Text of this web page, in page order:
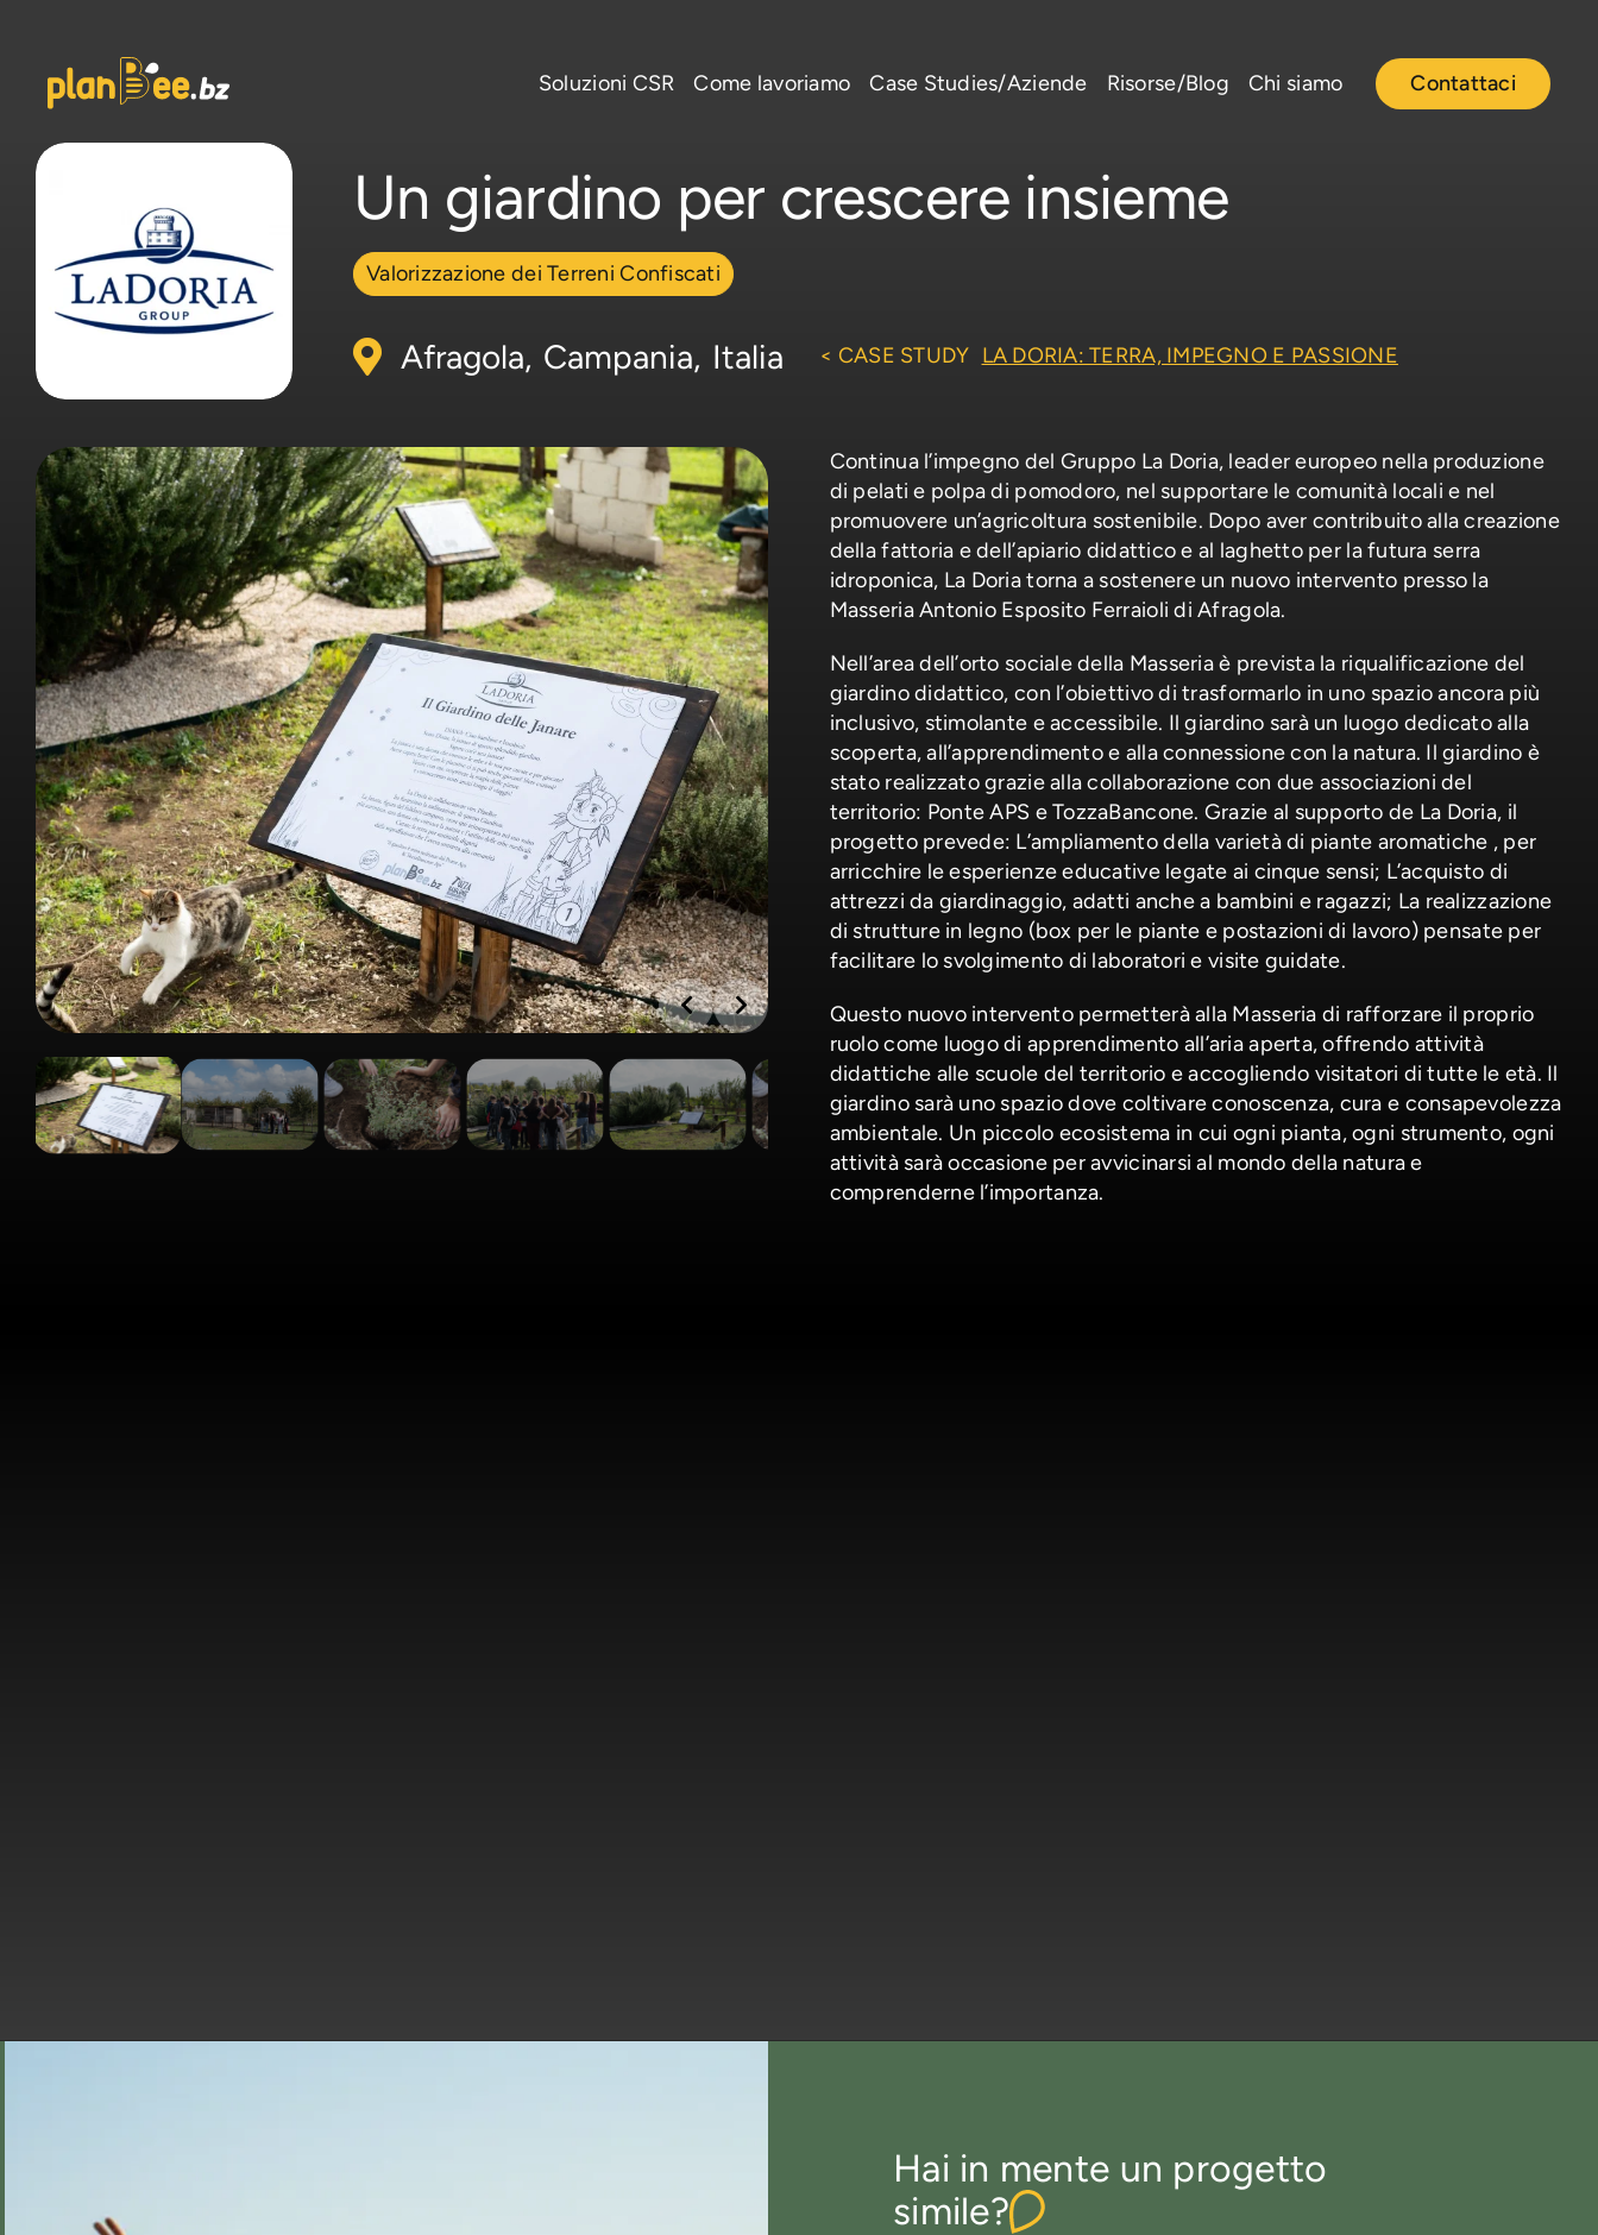
contenuto
Soluzioni CSR Come lavoriamo Case Studies/Aziende Risorse/Blog Chi siamo Contattaci
Un giardino per crescere insieme
Valorizzazione dei Terreni Confiscati
Afragola, Campania, Italia < CASE STUDY LA DORIA: TERRA, IMPEGNO E PASSIONE
Continua l’impegno del Gruppo La Doria, leader europeo nella produzione
di pelati e polpa di pomodoro, nel supportare le comunità locali e nel
promuovere un’agricoltura sostenibile. Dopo aver contribuito alla creazione
della fattoria e dell’apiario didattico e al laghetto per la futura serra
idroponica, La Doria torna a sostenere un nuovo intervento presso la
Masseria Antonio Esposito Ferraioli di Afragola.
Nell’area dell’orto sociale della Masseria è prevista la riqualificazione del
giardino didattico, con l’obiettivo di trasformarlo in uno spazio ancora più
inclusivo, stimolante e accessibile. Il giardino sarà un luogo dedicato alla
scoperta, all’apprendimento e alla connessione con la natura. Il giardino è
stato realizzato grazie alla collaborazione con due associazioni del
territorio: Ponte APS e TozzaBancone. Grazie al supporto de La Doria, il
progetto prevede: L’ampliamento della varietà di piante aromatiche , per
arricchire le esperienze educative legate ai cinque sensi; L’acquisto di
attrezzi da giardinaggio, adatti anche a bambini e ragazzi; La realizzazione
di strutture in legno (box per le piante e postazioni di lavoro) pensate per
facilitare lo svolgimento di laboratori e visite guidate.
Questo nuovo intervento permetterà alla Masseria di rafforzare il proprio
ruolo come luogo di apprendimento all’aria aperta, offrendo attività
didattiche alle scuole del territorio e accogliendo visitatori di tutte le età. Il
giardino sarà uno spazio dove coltivare conoscenza, cura e consapevolezza
ambientale. Un piccolo ecosistema in cui ogni pianta, ogni strumento, ogni
attività sarà occasione per avvicinarsi al mondo della natura e
comprenderne l’importanza.
Hai in mente un progetto
simile?